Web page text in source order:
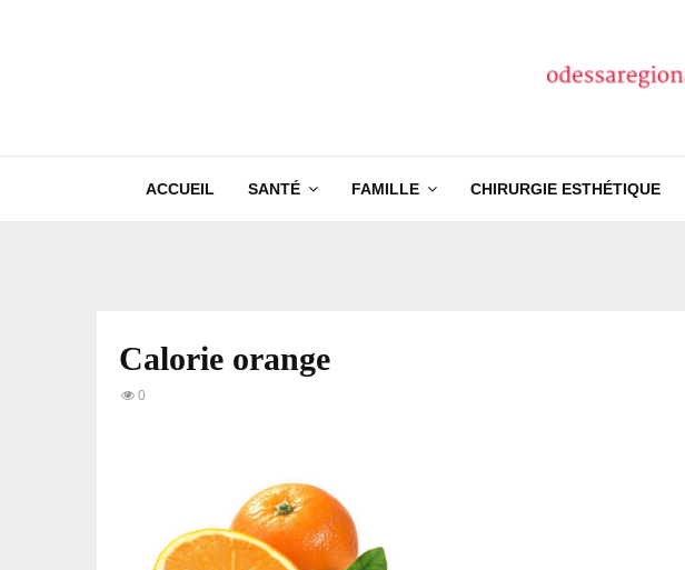
ACCUEIL SANTÉ FAMILLE CHIRURGIE ESTHÉTIQUE
Calorie orange
0